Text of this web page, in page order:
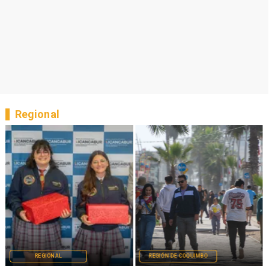
REGIONAL REGIÓN DE COQUIMBO
Regional